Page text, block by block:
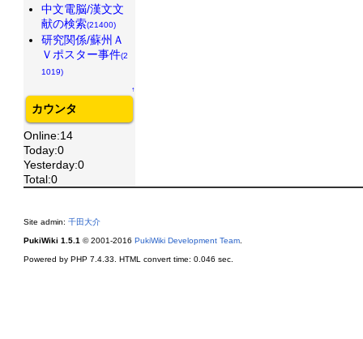
中文電脳/漢文文
献の検索(21400)
研究関係/蘇州Ａ
Ｖポスター事件(2
1019)
↑
カウンタ
Online:14
Today:0
Yesterday:0
Total:0
Site admin: 千田大介
PukiWiki 1.5.1 © 2001-2016 PukiWiki Development Team.
Powered by PHP 7.4.33. HTML convert time: 0.046 sec.